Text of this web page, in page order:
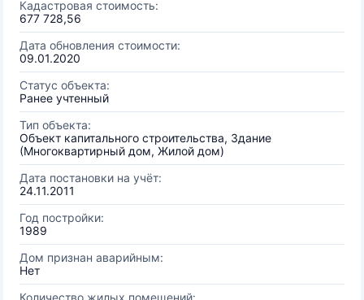
Кадастровая стоимость:
677 728,56
Дата обновления стоимости:
09.01.2020
Статус объекта:
Ранее учтенный
Тип объекта:
Объект капитального строительства, Здание
(Многоквартирный дом, Жилой дом)
Дата постановки на учёт:
24.11.2011
Год постройки:
1989
Дом признан аварийным:
Нет
Количество жилых помещений: